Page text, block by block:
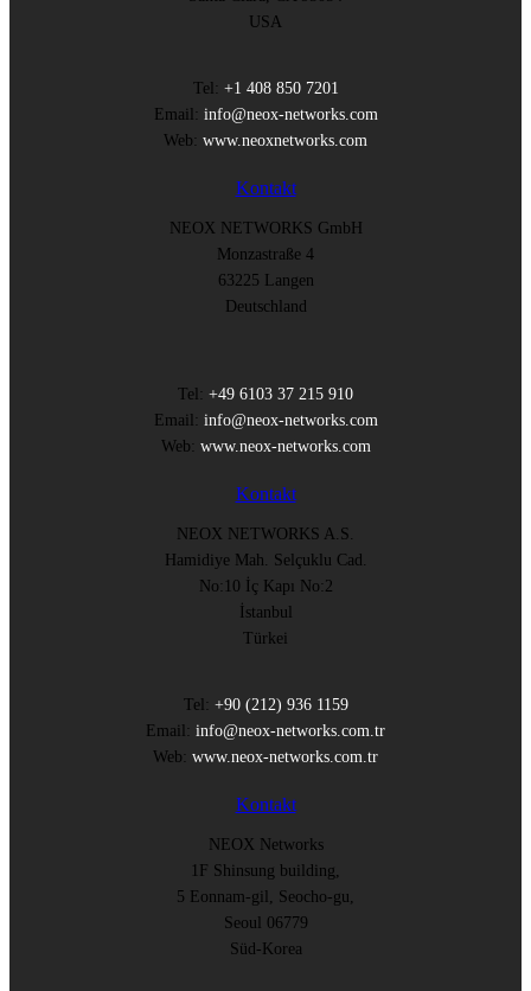
USA
Tel: +1 408 850 7201
Email: info@neox-networks.com
Web: www.neoxnetworks.com
Kontakt
NEOX NETWORKS GmbH
Monzastraße 4
63225 Langen
Deutschland
Tel: +49 6103 37 215 910
Email: info@neox-networks.com
Web: www.neox-networks.com
Kontakt
NEOX NETWORKS A.S.
Hamidiye Mah. Selçuklu Cad.
No:10 İç Kapı No:2
İstanbul
Türkei
Tel: +90 (212) 936 1159
Email: info@neox-networks.com.tr
Web: www.neox-networks.com.tr
Kontakt
NEOX Networks
1F Shinsung building,
5 Eonnam-gil, Seocho-gu,
Seoul 06779
Süd-Korea